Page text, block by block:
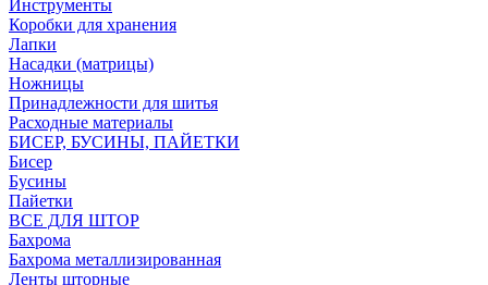
Инструменты
Коробки для хранения
Лапки
Насадки (матрицы)
Ножницы
Принадлежности для шитья
Расходные материалы
БИСЕР, БУСИНЫ, ПАЙЕТКИ
Бисер
Бусины
Пайетки
ВСЕ ДЛЯ ШТОР
Бахрома
Бахрома металлизированная
Ленты шторные